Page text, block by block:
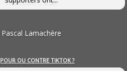
Pascal Lamachère
POUR OU CONTRE TIKTOK ?